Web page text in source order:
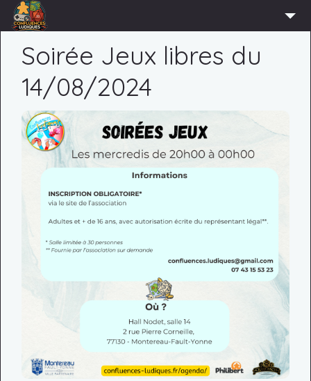
ADHÉRER
AGENDA
ACTUS
PARTENAIRES
CONTACT
Soirée Jeux libres du
14/08/2024